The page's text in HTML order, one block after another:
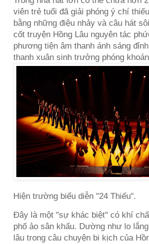
viên trẻ tuổi đã giải phóng ý chí
bằng những điệu nhảy và câu hát
cốt truyện Hồng Lâu nguyên tác
phương tiện âm thanh ánh sáng
thanh xuân sinh trưởng phóng
Hiện trường biểu diễn "24 Thiếu".
Đây là một "sự khác biệt" có khí
phố ảo sân khấu. Dường như lo
lâu trong câu chuyện bi kịch của